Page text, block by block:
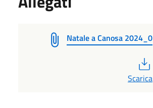
Natale a Canosa 2024_0
Scarica